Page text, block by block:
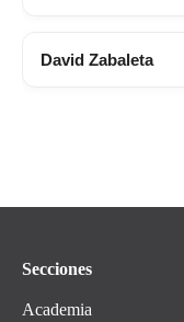
David Zabaleta
Secciones
Academia